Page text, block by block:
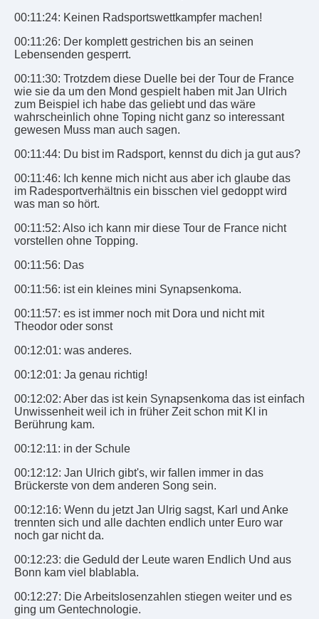
00:11:24: Keinen Radsportswettkampfer machen!
00:11:26: Der komplett gestrichen bis an seinen
Lebensenden gesperrt.
00:11:30: Trotzdem diese Duelle bei der Tour de France
wie sie da um den Mond gespielt haben mit Jan Ulrich
zum Beispiel ich habe das geliebt und das wäre
wahrscheinlich ohne Toping nicht ganz so interessant
gewesen Muss man auch sagen.
00:11:44: Du bist im Radsport, kennst du dich ja gut aus?
00:11:46: Ich kenne mich nicht aus aber ich glaube das
im Radesportverhältnis ein bisschen viel gedoppt wird
was man so hört.
00:11:52: Also ich kann mir diese Tour de France nicht
vorstellen ohne Topping.
00:11:56: Das
00:11:56: ist ein kleines mini Synapsenkoma.
00:11:57: es ist immer noch mit Dora und nicht mit
Theodor oder sonst
00:12:01: was anderes.
00:12:01: Ja genau richtig!
00:12:02: Aber das ist kein Synapsenkoma das ist einfach
Unwissenheit weil ich in früher Zeit schon mit KI in
Berührung kam.
00:12:11: in der Schule
00:12:12: Jan Ulrich gibt's, wir fallen immer in das
Brückerste von dem anderen Song sein.
00:12:16: Wenn du jetzt Jan Ulrig sagst, Karl und Anke
trennten sich und alle dachten endlich unter Euro war
noch gar nicht da.
00:12:23: die Geduld der Leute waren Endlich Und aus
Bonn kam viel blablabla.
00:12:27: Die Arbeitslosenzahlen stiegen weiter und es
ging um Gentechnologie.